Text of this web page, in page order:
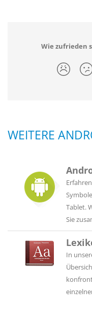
Wie zufrieden
WEITERE
Tablet.
Sie
In